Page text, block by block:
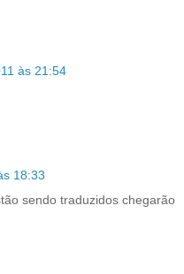
às 21:54
18:33
sendo traduzidos chegarão